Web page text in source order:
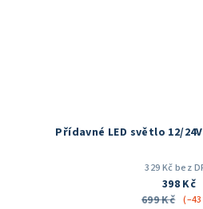
Přídavné LED světlo 12/
329 Kč bez
398 Kč
699 Kč